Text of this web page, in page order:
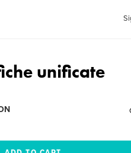
unificate